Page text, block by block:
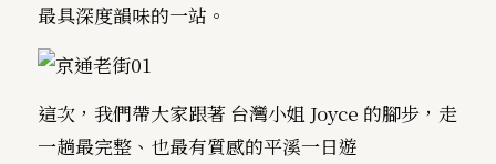
最具深度韻味的一站。
這次，我們帶大家跟著 台灣小姐 Joyce 的腳步，走
一趟最完整、也最有質感的平溪一日遊